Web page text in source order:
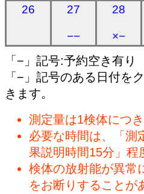
26
27
−−
28
×−
「−」記号:予約空き有
「−」記号のある日付を
きます。
測定量は1検体につ
必要な時間は、「測
果説明時間15分」程
検体の放射能が異常
をお断りすることが